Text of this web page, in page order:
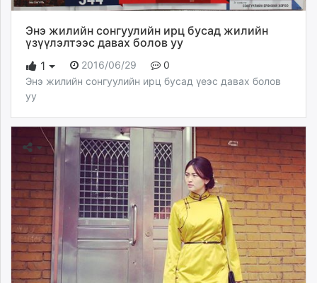
Энэ жилийн сонгуулийн ирц бусад жилийн
үзүүлэлтээс давах болов уу
1
2016/06/29
0
Энэ жилийн сонгуулийн ирц бусад үеэс давах болов
уу